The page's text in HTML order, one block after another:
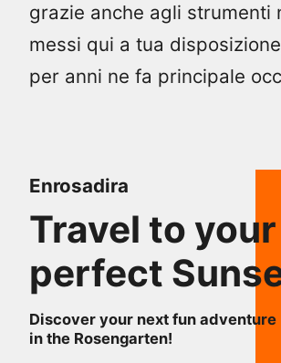
grazie anche agli strumenti
messi qui a tua
per anni ne fa principale
Enrosadira
Travel to your
perfect
Discover your next fun adventure
in the Rosengarten!